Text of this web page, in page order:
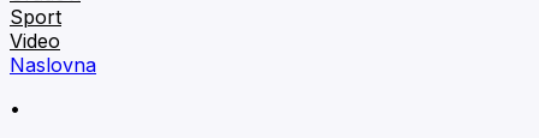
Sport
Video
Naslovna
•